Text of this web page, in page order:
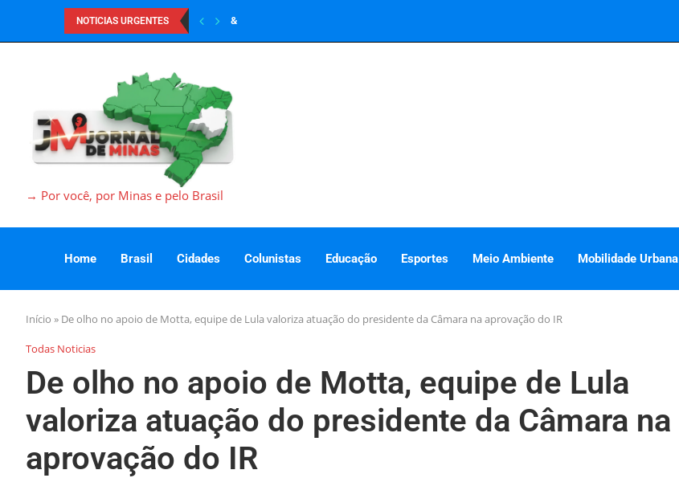
NOTICIAS URGENTES &
→ Por você, por Minas e pelo Brasil
Home Brasil Cidades Colunistas Educação Esportes Meio Ambiente Mobilidade Urbana
Início » De olho no apoio de Motta, equipe de Lula valoriza atuação do presidente da Câmara na aprovação do IR
Todas Noticias
De olho no apoio de Motta, equipe de Lula
valoriza atuação do presidente da Câmara na
aprovação do IR